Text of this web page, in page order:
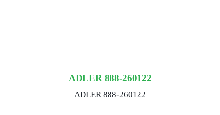
ADLER 888-260122
ADLER 888-260122